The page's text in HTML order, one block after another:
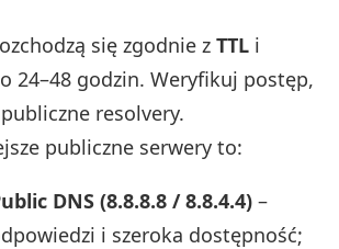
się zgodnie zTTL i
24–48 godzin. Weryfikuj postęp,
resolvery.
publiczne serwery to:
DNS (8.8.8.8 / 8.8.4.4) –
i szeroka dostępność;